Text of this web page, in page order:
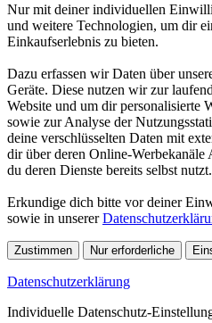
Nur mit deiner individuellen
und weitere Technologien, um dir
Einkaufserlebnis zu bieten.
Dazu erfassen wir Daten über
Geräte. Diese nutzen wir zur
Website und um dir personalisierte
sowie zur Analyse der
deine verschlüsselten Daten mit
dir über deren Online-Werbekanäle
du deren Dienste bereits selbst nutzt.
Erkundige dich bitte vor deiner
sowie in unserer
Zustimmen Nur erforderliche
Datenschutzerklärung
Individuelle Datenschutz-